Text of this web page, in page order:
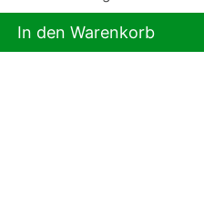
In den Warenkorb